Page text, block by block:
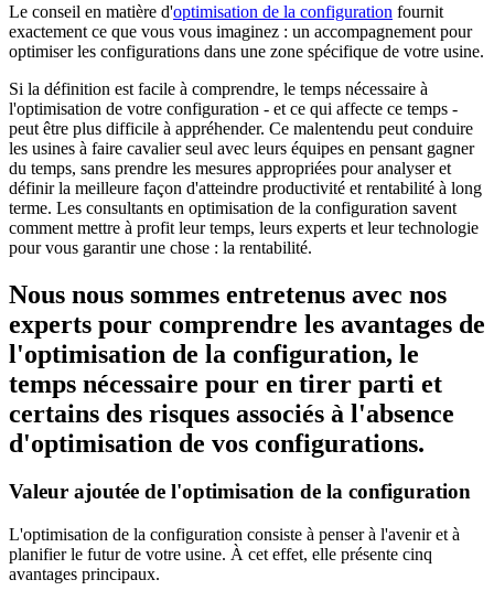
Le conseil en matière d'optimisation de la configuration fournit
exactement ce que vous vous imaginez : un accompagnement pour
optimiser les configurations dans une zone spécifique de votre usine.
Si la définition est facile à comprendre, le temps nécessaire à
l'optimisation de votre configuration - et ce qui affecte ce temps -
peut être plus difficile à appréhender. Ce malentendu peut conduire
les usines à faire cavalier seul avec leurs équipes en pensant gagner
du temps, sans prendre les mesures appropriées pour analyser et
définir la meilleure façon d'atteindre productivité et rentabilité à long
terme. Les consultants en optimisation de la configuration savent
comment mettre à profit leur temps, leurs experts et leur technologie
pour vous garantir une chose : la rentabilité.
Nous nous sommes entretenus avec nos
experts pour comprendre les avantages de
l'optimisation de la configuration, le
temps nécessaire pour en tirer parti et
certains des risques associés à l'absence
d'optimisation de vos configurations.
Valeur ajoutée de l'optimisation de la configuration
L'optimisation de la configuration consiste à penser à l'avenir et à
planifier le futur de votre usine. À cet effet, elle présente cinq
avantages principaux.